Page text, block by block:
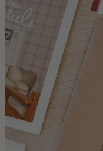
images
gallery